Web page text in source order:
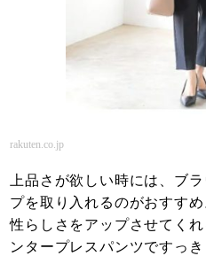
rakuten.co.jp
上品さが欲しい時には、ブ
プを取り入れるのがおすす
性らしさをアップさせてく
ンタープレスパンツですっ